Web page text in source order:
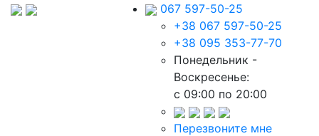
067 597-50-25
+38 067 597-50-25
+38 095 353-77-70
Понедельник -
Воскресенье:
c 09:00 по 20:00
Перезвоните мне